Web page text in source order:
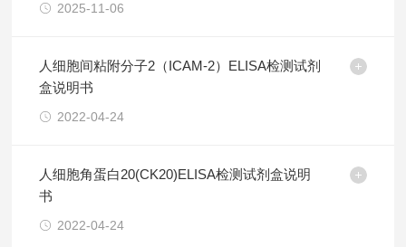
2025-11-06
人细胞间粘附分子2（ICAM-2）ELISA检测试剂
盒说明书
2022-04-24
人细胞角蛋白20(CK20)ELISA检测试剂盒说明
书
2022-04-24